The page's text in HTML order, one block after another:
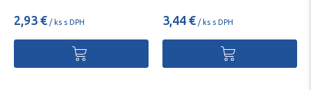
2,93 € / ks s DPH 3,44 € / ks s DPH